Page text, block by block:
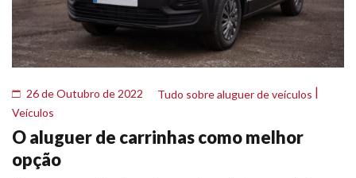
26 de Outubro de 2022 Tudo sobre aluguer de veículos |
Veículos
O aluguer de carrinhas como melhor
opção